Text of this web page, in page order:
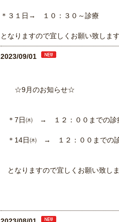
＊３１日→ １０：３０～診療
となりますので宜しくお願い致します
2023/09/01
☆9月のお知らせ☆
＊7日㈭ → １２：００までの診
＊14日㈭ → １２：００までの
となりますので宜しくお願い致しま